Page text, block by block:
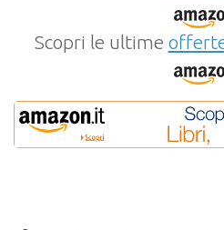
Scopri le ultime